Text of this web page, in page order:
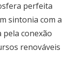
perfeita
sintonia com a
conexão
renováveis